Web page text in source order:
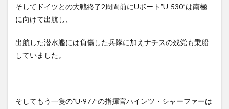
そしてドイツとの大戦終了2周間前にUボート”U-530”は南極
に向けて出航し、
出航した潜水艦には負傷した兵隊に加えナチスの残党も乗船
していました。
そしてもう一隻の”U-977”の指揮官ハインツ・シャーファーは